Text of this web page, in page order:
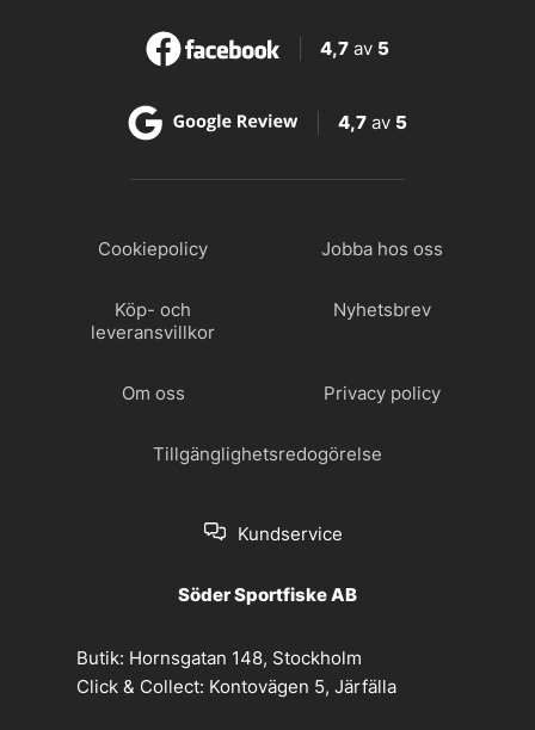
4,7 av 5
4,7 av 5
Cookiepolicy Jobba hos oss
Köp- och
leveransvillkor
Nyhetsbrev
Om oss Privacy policy
Tillgänglighetsredogörelse
Kundservice
Söder Sportfiske AB
Butik: Hornsgatan 148, Stockholm
Click & Collect: Kontovägen 5, Järfälla